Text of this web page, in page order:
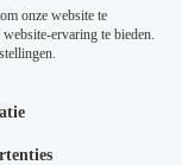
onze website te
ervaring te bieden.